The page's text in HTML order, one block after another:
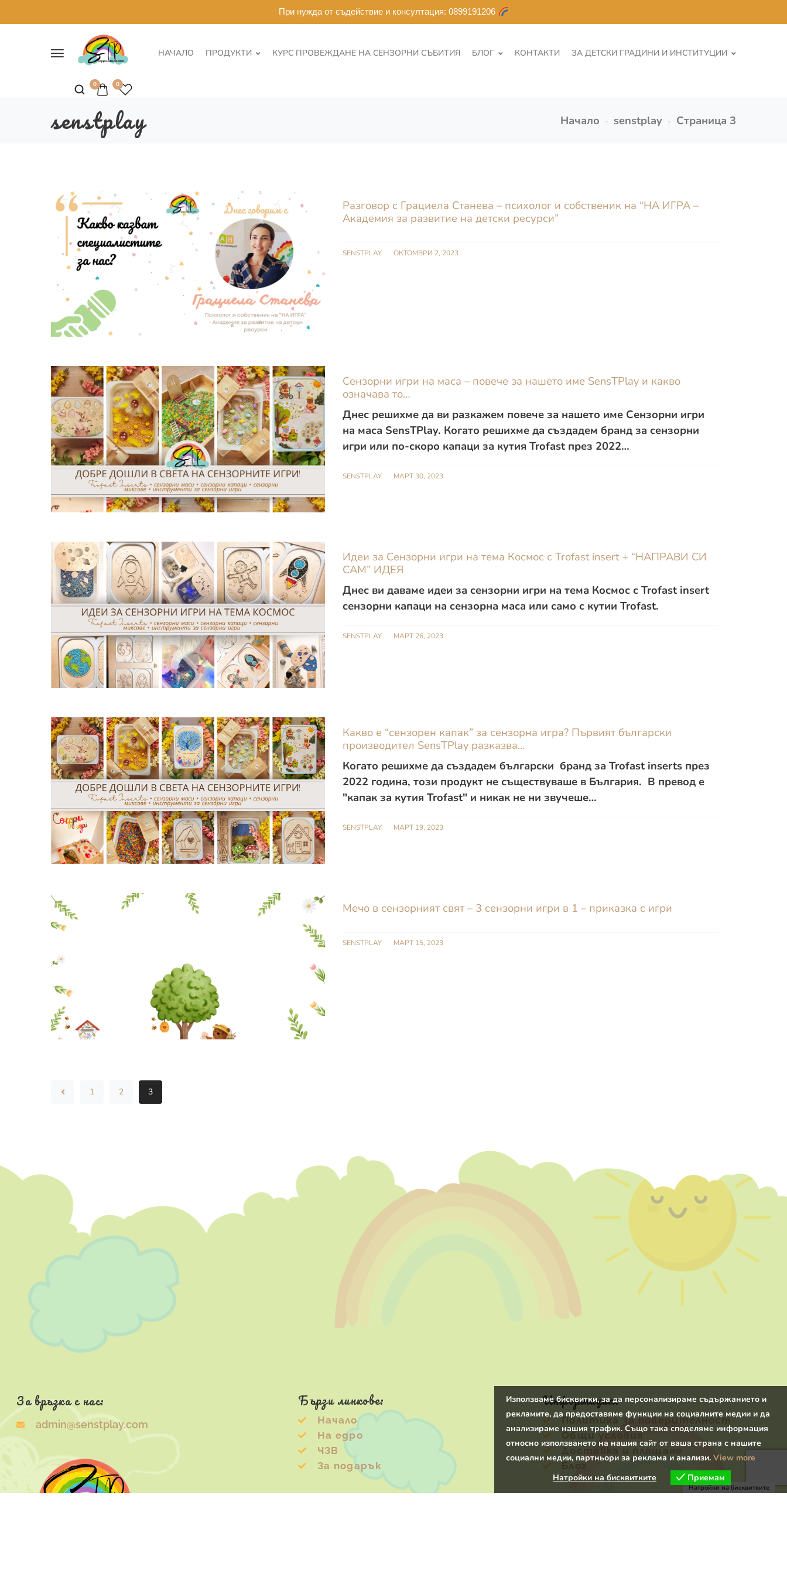
При нужда от съдействие и консултация: 0899191206
НАЧАЛО ПРОДУКТИ КУРС ПРОВЕЖДАНЕ НА СЕНЗОРНИ СЪБИТИЯ БЛОГ КОНТАКТИ ЗА ДЕТСКИ ГРАДИНИ И ИНСТИТУЦИИ
0 0
senstplay Начало senstplay Страница 3
Разговор с Грациела Станева – психолог и собственик на “НА ИГРА –
Академия за развитие на детски ресурси”
SENSTPLAY ОКТОМВРИ 2, 2023
Сензорни игри на маса – повече за нашето име SensTPlay и какво
означава то…
Днес решихме да ви разкажем повече за нашето име Сензорни игри
на маса SensTPlay. Когато решихме да създадем бранд за сензорни
игри или по-скоро капаци за кутия Trofast през 2022…
SENSTPLAY МАРТ 30, 2023
Идеи за Сензорни игри на тема Космос с Trofast insert + “НАПРАВИ СИ
САМ” ИДЕЯ
Днес ви даваме идеи за сензорни игри на тема Космос с Trofast insert
сензорни капаци на сензорна маса или само с кутии Trofast.
SENSTPLAY МАРТ 26, 2023
Какво е “сензорен капак” за сензорна игра? Първият български
производител SensTPlay разказва…
Когато решихме да създадем български бранд за Trofast inserts през
2022 година, този продукт не съществуваше в България. В превод е
"капак за кутия Trofast" и никак не ни звучеше…
SENSTPLAY МАРТ 19, 2023
Мечо в сензорният свят – 3 сензорни игри в 1 – приказка с игри
SENSTPLAY МАРТ 15, 2023
1 2 3
За връзка с нас:
admin@senstplay.com
Бързи линкове:
Начало
На едро
ЧЗВ
За подарък
Информация:
Политика за поверителност
Общи условия
Доставка и плащане
Блог
Използваме бисквитки, за да персонализираме съдържанието и
рекламите, да предоставяме функции на социалните медии и да
анализираме нашия трафик. Също така споделяме информация
относно използването на нашия сайт от ваша страна с нашите
социални медии, партньори за реклама и анализи. View more
Натройки на бисквитките
Приемам
Натройки на бисквитките